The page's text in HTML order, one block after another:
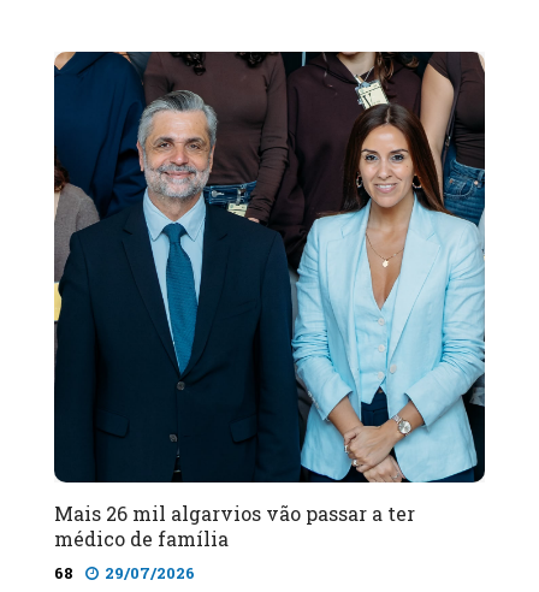
Mais 26 mil algarvios vão passar a ter
médico de família
68 29/07/2026